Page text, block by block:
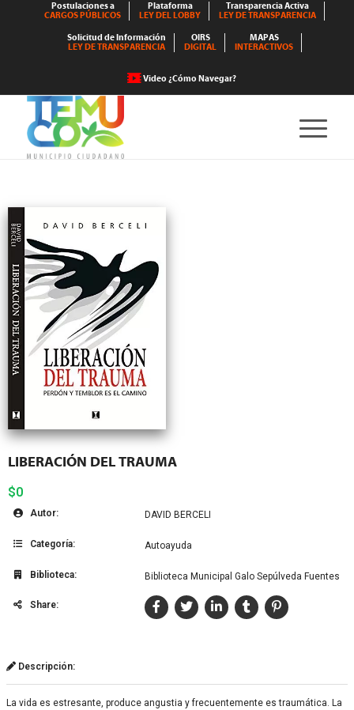
Postulaciones a
CARGOS PÚBLICOS
Plataforma
LEY DEL LOBBY
Transparencia Activa
LEY DE TRANSPARENCIA
Solicitud de Información
LEY DE TRANSPARENCIA
OIRS
DIGITAL
MAPAS
INTERACTIVOS
Video ¿Cómo Navegar?
LIBERACIÓN DEL TRAUMA
$0
Autor: DAVID BERCELI
Categoría: Autoayuda
Biblioteca: Biblioteca Municipal Galo Sepúlveda Fuentes
Share:
Descripción:
La vida es estresante, produce angustia y frecuentemente es traumática. La